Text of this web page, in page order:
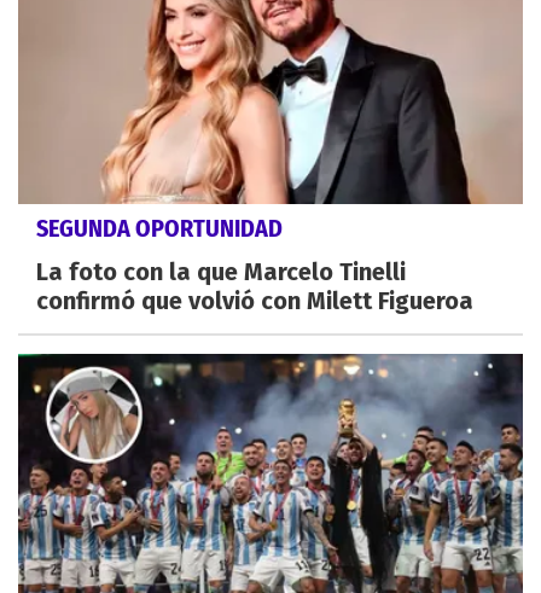
SEGUNDA OPORTUNIDAD
La foto con la que Marcelo Tinelli
confirmó que volvió con Milett Figueroa